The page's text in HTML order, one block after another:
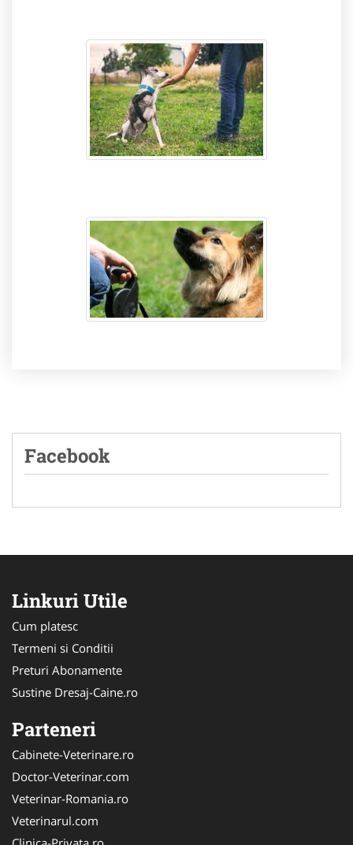
Facebook
Linkuri Utile
Cum platesc
Termeni si Conditii
Preturi Abonamente
Sustine Dresaj-Caine.ro
Parteneri
Cabinete-Veterinare.ro
Doctor-Veterinar.com
Veterinar-Romania.ro
Veterinarul.com